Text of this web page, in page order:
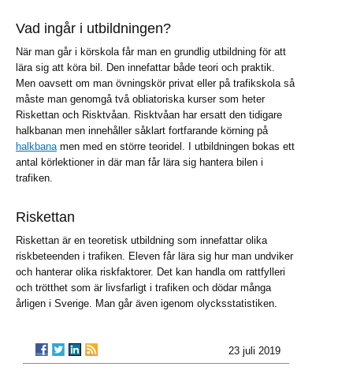
Vad ingår i utbildningen?
När man går i körskola får man en grundlig utbildning för att
lära sig att köra bil. Den innefattar både teori och praktik.
Men oavsett om man övningskör privat eller på trafikskola så
måste man genomgå två obliatoriska kurser som heter
Riskettan och Risktvåan. Risktvåan har ersatt den tidigare
halkbanan men innehåller såklart fortfarande körning på
halkbana men med en större teoridel. I utbildningen bokas ett
antal körlektioner in där man får lära sig hantera bilen i
trafiken.
Riskettan
Riskettan är en teoretisk utbildning som innefattar olika
riskbeteenden i trafiken. Eleven får lära sig hur man undviker
och hanterar olika riskfaktorer. Det kan handla om rattfylleri
och trötthet som är livsfarligt i trafiken och dödar många
årligen i Sverige. Man går även igenom olycksstatistiken.
23 juli 2019